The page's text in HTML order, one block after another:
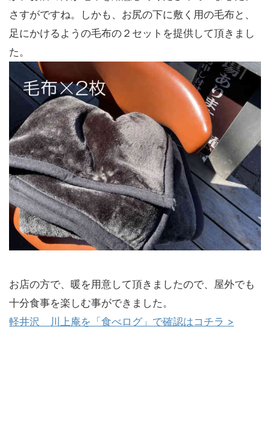
さすがですね。しかも、お尻の下に敷く用の毛布と、
足にかけるようの毛布の２セットを提供して頂きまし
た。
お店の方で、暖を用意して頂きましたので、屋外でも
十分食事を楽しむ事ができました。
軽井沢 川上庵を「食べログ」で確認はコチラ >